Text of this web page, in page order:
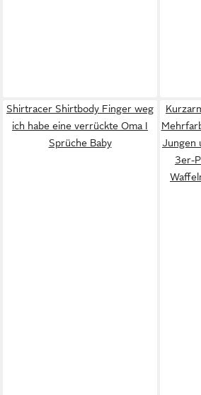
Shirtracer Shirtbody Finger weg
ich habe eine verrückte Oma I
Sprüche Baby
Jungen
3er-